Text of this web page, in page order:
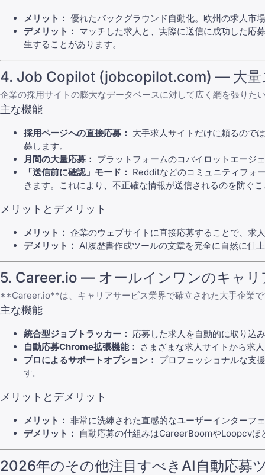
メリット： 優れたバックグラウンド自動化。欧州の求人市
デメリット： マッチした求人と、実際に送信に成功した応
生することがあります。
4. Job Copilot (jobcopilot.com) — 大量
企業の採用サイトの膨大なデータベースに対して広く網を張りた
主な機能
採用ページへの直接応募： 大手求人サイトだけに頼るので
募します。
月間の大量応募： プラットフォームのコパイロットエージ
「送信前に確認」モード： Redditなどのコミュニティフォ
きます。これにより、不正確な情報が送信されるのを防ぐ
メリットとデメリット
メリット： 企業のウェブサイトに直接応募することで、求
デメリット： AI履歴書作成ツールの文章を完全に自然に仕
5. Career.io — オールインワンのキャ
**Career.io**は、キャリアサービス業界で確立された大手企業
主な機能
統合型ジョブトラッカー： 応募した求人を自動的に取り込
自動応募Chrome拡張機能：
さまざまな求人サイトから求
プロによるサポートオプション： プロフェッショナルな支
す。
メリットとデメリット
メリット： 非常に洗練された直感的なユーザーインターフ
デメリット：
自動応募の仕組みはCareerBoomやLoopcvほ
2026年のその他注目すべきAI自動応募